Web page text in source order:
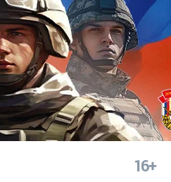
16+